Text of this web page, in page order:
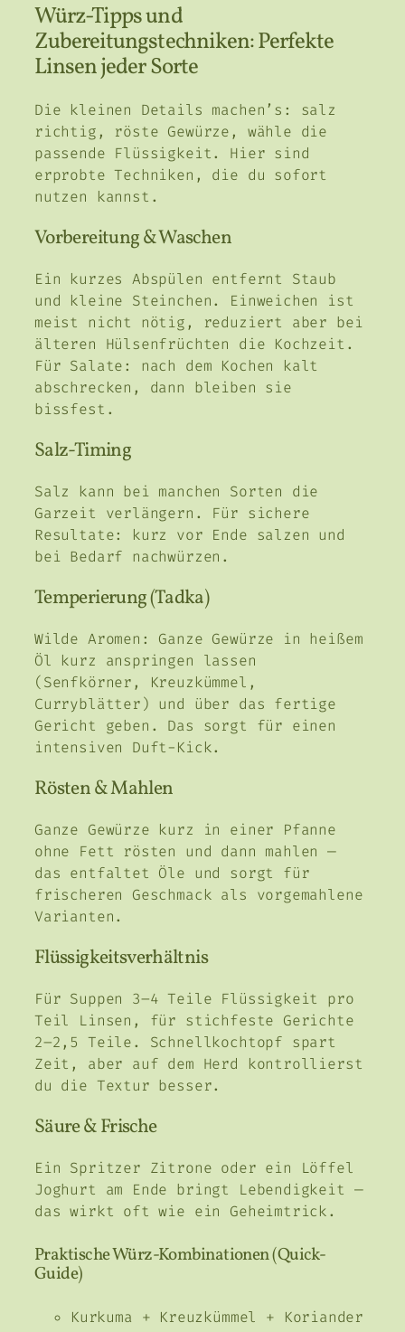
Würz-Tipps und
Zubereitungstechniken: Perfekte
Linsen jeder Sorte
Die kleinen Details machen’s: salz
richtig, röste Gewürze, wähle die
passende Flüssigkeit. Hier sind
erprobte Techniken, die du sofort
nutzen kannst.
Vorbereitung & Waschen
Ein kurzes Abspülen entfernt Staub
und kleine Steinchen. Einweichen ist
meist nicht nötig, reduziert aber bei
älteren Hülsenfrüchten die Kochzeit.
Für Salate: nach dem Kochen kalt
abschrecken, dann bleiben sie
bissfest.
Salz-Timing
Salz kann bei manchen Sorten die
Garzeit verlängern. Für sichere
Resultate: kurz vor Ende salzen und
bei Bedarf nachwürzen.
Temperierung (Tadka)
Wilde Aromen: Ganze Gewürze in heißem
Öl kurz anspringen lassen
(Senfkörner, Kreuzkümmel,
Curryblätter) und über das fertige
Gericht geben. Das sorgt für einen
intensiven Duft-Kick.
Rösten & Mahlen
Ganze Gewürze kurz in einer Pfanne
ohne Fett rösten und dann mahlen —
das entfaltet Öle und sorgt für
frischeren Geschmack als vorgemahlene
Varianten.
Flüssigkeitsverhältnis
Für Suppen 3–4 Teile Flüssigkeit pro
Teil Linsen, für stichfeste Gerichte
2–2,5 Teile. Schnellkochtopf spart
Zeit, aber auf dem Herd kontrollierst
du die Textur besser.
Säure & Frische
Ein Spritzer Zitrone oder ein Löffel
Joghurt am Ende bringt Lebendigkeit —
das wirkt oft wie ein Geheimtrick.
Praktische Würz-Kombinationen (Quick-
Guide)
Kurkuma + Kreuzkümmel + Koriander